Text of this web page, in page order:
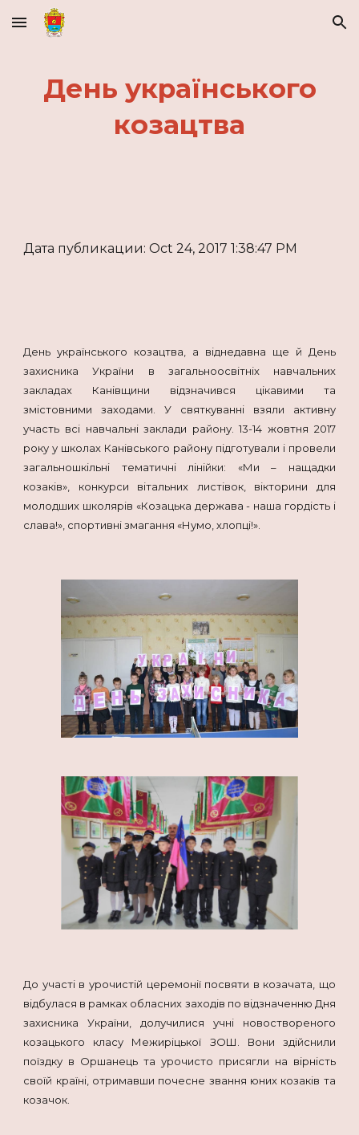
Skip to main content Skip to navigation
День українського
козацтва
Дата публикации: Oct 24, 2017 1:38:47 PM
День українського козацтва, а віднедавна ще й День
захисника України в загальноосвітніх навчальних
закладах Канівщини відзначився цікавими та
змістовними заходами. У святкуванні взяли активну
участь всі навчальні заклади району. 13-14 жовтня 2017
року у школах Канівського району підготували і провели
загальношкільні тематичні лінійки: «Ми – нащадки
козаків», конкурси вітальних листівок, вікторини для
молодших школярів «Козацька держава - наша гордість і
слава!», спортивні змагання «Нумо, хлопці!».
До участі в урочистій церемонії посвяти в козачата, що
відбулася в рамках обласних заходів по відзначенню Дня
захисника України, долучилися учні новоствореного
козацького класу Межиріцької ЗОШ. Вони здійснили
поїздку в Оршанець та урочисто присягли на вірність
своїй країні, отримавши почесне звання юних козаків та
козачок.